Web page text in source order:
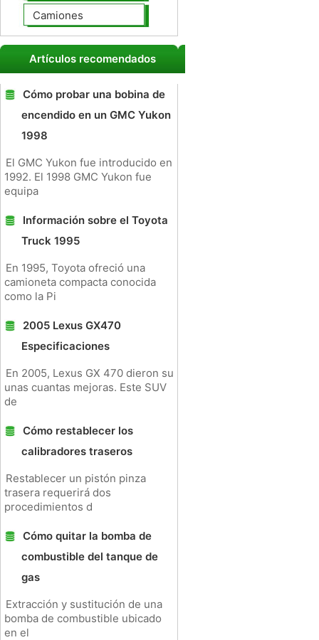
Camiones
Artículos recomendados
Cómo probar una bobina de
encendido en un GMC Yukon
1998
El GMC Yukon fue introducido en
1992. El 1998 GMC Yukon fue
equipa
Información sobre el Toyota
Truck 1995
En 1995, Toyota ofreció una
camioneta compacta conocida
como la Pi
2005 Lexus GX470
Especificaciones
En 2005, Lexus GX 470 dieron su
unas cuantas mejoras. Este SUV
de
Cómo restablecer los
calibradores traseros
Restablecer un pistón pinza
trasera requerirá dos
procedimientos d
Cómo quitar la bomba de
combustible del tanque de
gas
Extracción y sustitución de una
bomba de combustible ubicado
en el